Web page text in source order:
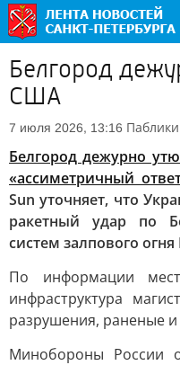
Белгород
США
7 июля 2026, 13:16 Паблики
Белгород дежурно
«ассиметричный
Sun уточняет, что
ракетный удар по
систем залпового огня
По информации
инфраструктура
разрушения, раненые
Минобороны России